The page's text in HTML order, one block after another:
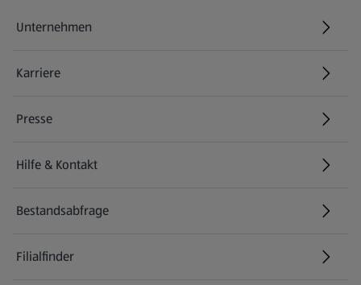
Unternehmen
Karriere
(öffnet in einem neuen Tab)
Presse
Hilfe & Kontakt
(öffnet in einem neuen Tab)
Bestandsabfrage
(öffnet in einem neuen Tab)
Filialfinder